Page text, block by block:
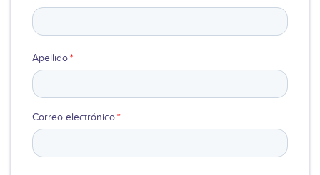
Apellido*
Correo electrónico*